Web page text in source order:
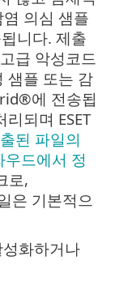
의심 샘플
니다. 제출
급 악성코드
샘플 또는 감
에 전송됩
되며 ESET
된 파일의
우드에서 정
로,
은 기본적으
성화하거나